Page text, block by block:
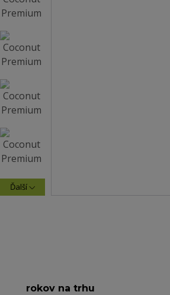
Ďalší
rokov na trhu